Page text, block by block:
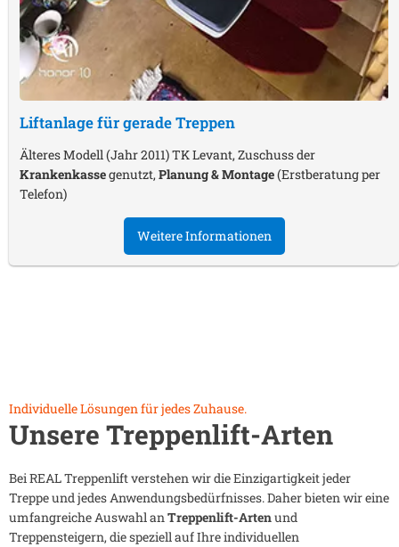
Liftanlage für gerade Treppen
Älteres Modell (Jahr 2011) TK Levant, Zuschuss der
Krankenkassegenutzt,Planung & Montage(Erstberatung per
Telefon)
Weitere Informationen
Individuelle Lösungen für jedes Zuhause.
Unsere Treppenlift-Arten
Bei REAL Treppenlift verstehen wir die Einzigartigkeit jeder
Treppe und jedes Anwendungsbedürfnisses. Daher bieten wir eine
umfangreiche Auswahl anTreppenlift-Artenund
Treppensteigern, die speziell auf Ihre individuellen